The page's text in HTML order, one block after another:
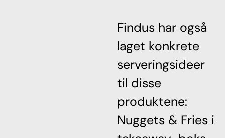
Findus har også
laget konkrete
serveringsideer
til disse
produktene:
Nuggets & Fries i